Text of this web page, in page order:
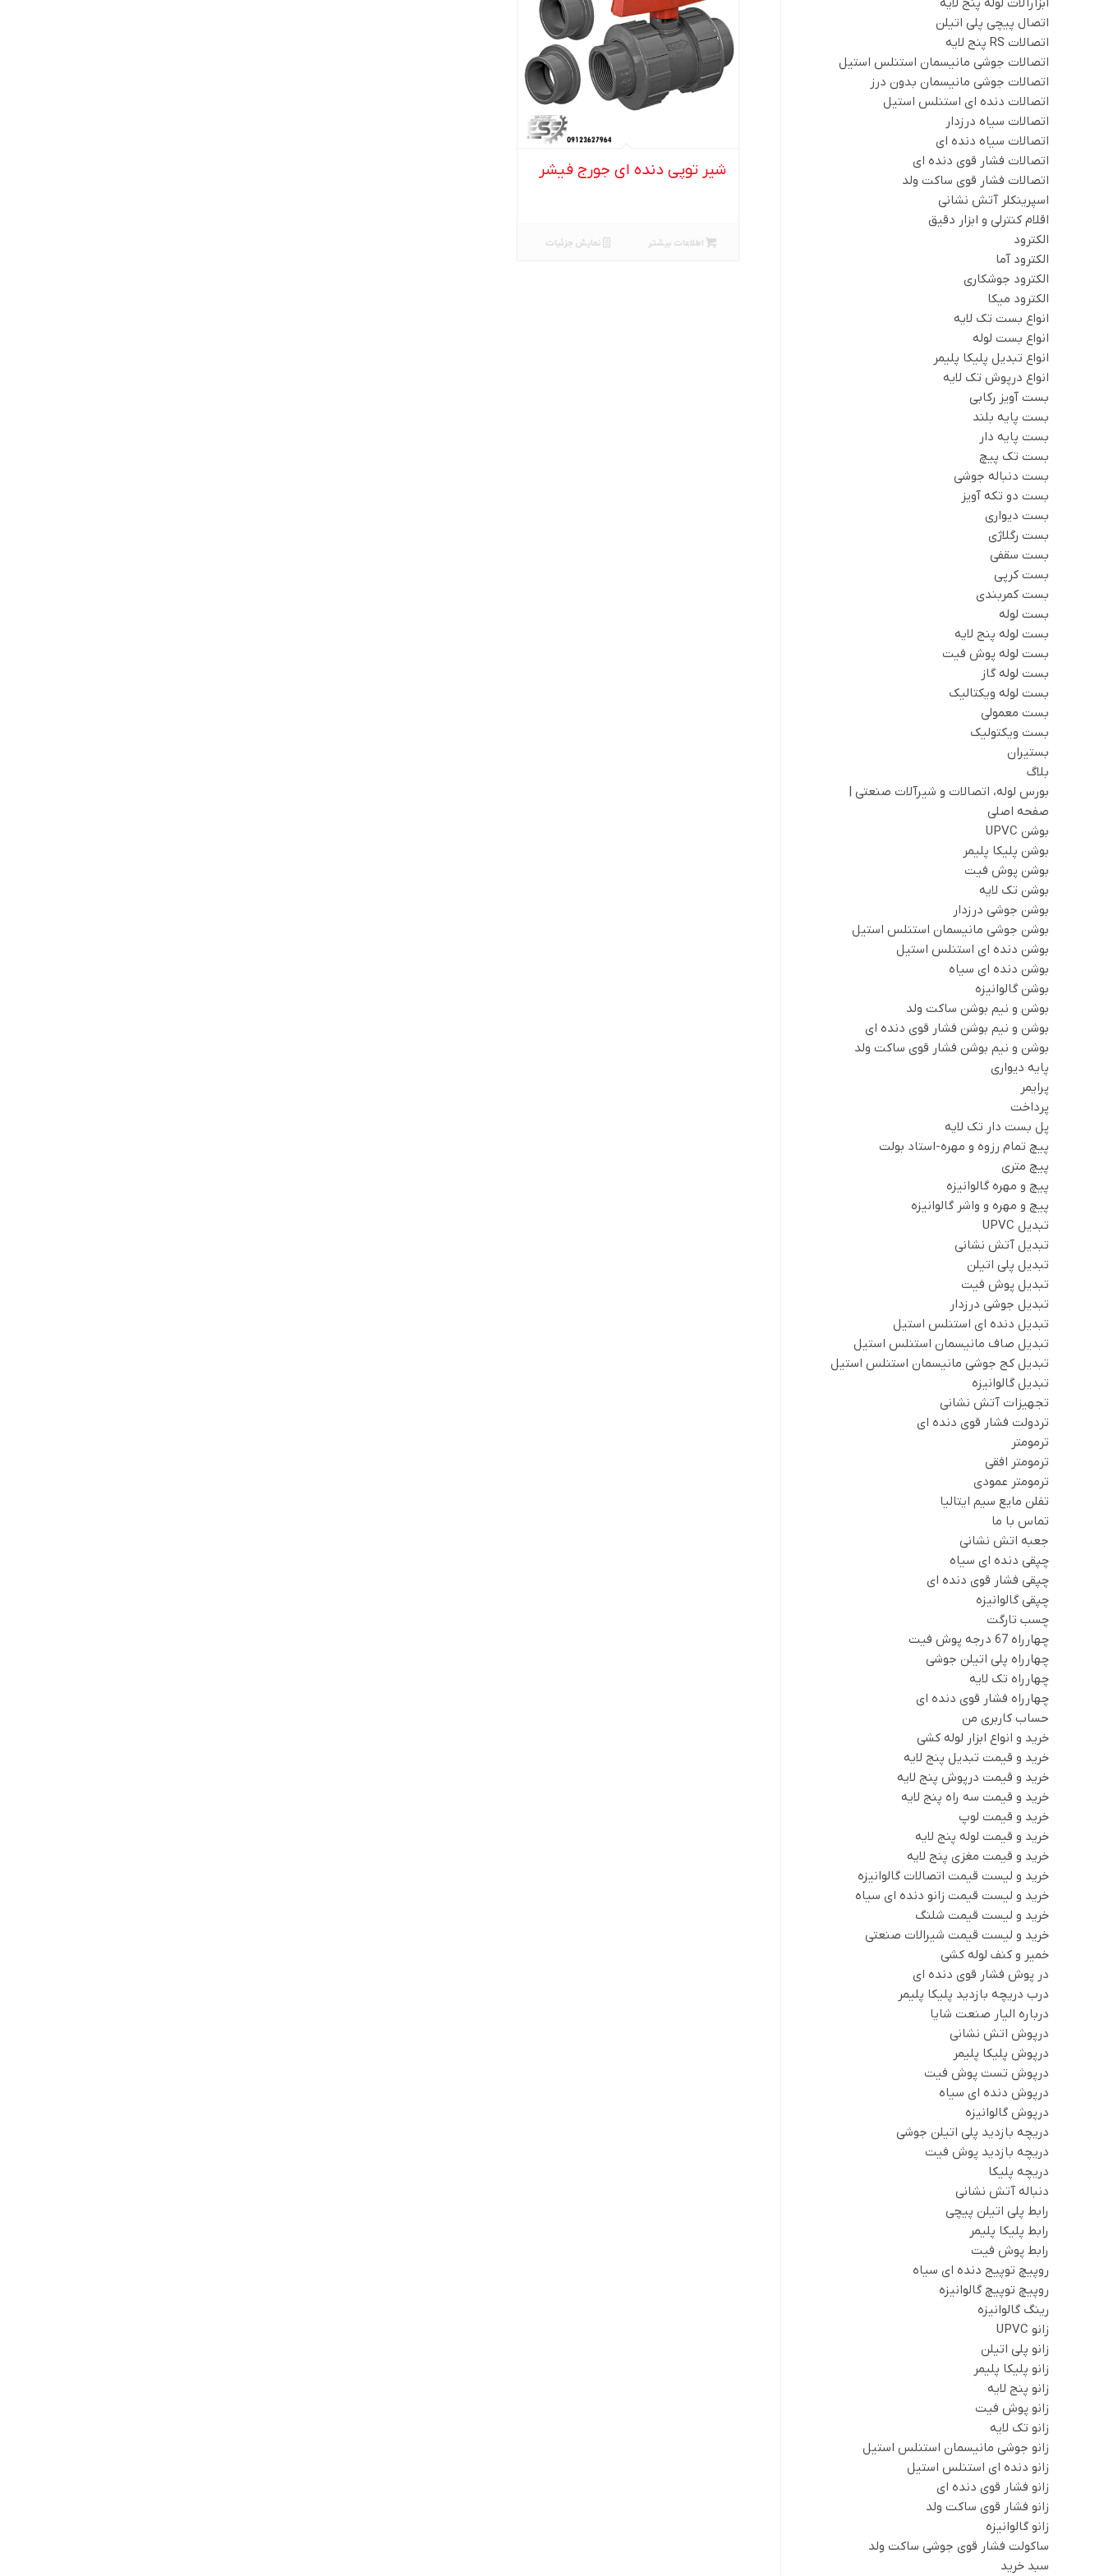
شیر توپی دنده ای جورج فیشر
اطلاعات بیشتر نمایش جزئیات
ابزارآلات لوله پنج لایه
اتصال پیچی پلی اتیلن
اتصالات RS پنج لایه
اتصالات جوشی مانیسمان استنلس استیل
اتصالات جوشی مانیسمان بدون درز
اتصالات دنده ای استنلس استیل
اتصالات سیاه درزدار
اتصالات سیاه دنده ای
اتصالات فشار قوی دنده ای
اتصالات فشار قوی ساکت ولد
اسپرینکلر آتش نشانی
اقلام کنترلی و ابزار دقیق
الکترود
الکترود آما
الکترود جوشکاری
الکترود میکا
انواع بست تک لایه
انواع بست لوله
انواع تبدیل پلیکا پلیمر
انواع درپوش تک لایه
بست آویز رکابی
بست پایه بلند
بست پایه دار
بست تک پیچ
بست دنباله جوشی
بست دو تکه آویز
بست دیواری
بست رگلاژی
بست سقفی
بست کرپی
بست کمربندی
بست لوله
بست لوله پنج لایه
بست لوله پوش فیت
بست لوله گاز
بست لوله ویکتالیک
بست معمولی
بست ویکتولیک
بستیران
بلاگ
بورس لوله، اتصالات و شیرآلات صنعتی |
صفحه اصلی
بوشن UPVC
بوشن پلیکا پلیمر
بوشن پوش فیت
بوشن تک لایه
بوشن جوشی درزدار
بوشن جوشی مانیسمان استنلس استیل
بوشن دنده ای استنلس استیل
بوشن دنده ای سیاه
بوشن گالوانیزه
بوشن و نیم بوشن ساکت ولد
بوشن و نیم بوشن فشار قوی دنده ای
بوشن و نیم بوشن فشار قوی ساکت ولد
پایه دیواری
پرایمر
پرداخت
پل بست دار تک لایه
پیچ تمام رزوه و مهره-استاد بولت
پیچ متری
پیچ و مهره گالوانیزه
پیچ و مهره و واشر گالوانیزه
تبدیل UPVC
تبدیل آتش نشانی
تبدیل پلی اتیلن
تبدیل پوش فیت
تبدیل جوشی درزدار
تبدیل دنده ای استنلس استیل
تبدیل صاف مانیسمان استنلس استیل
تبدیل کج جوشی مانیسمان استنلس استیل
تبدیل گالوانیزه
تجهیزات آتش نشانی
تردولت فشار قوی دنده ای
ترمومتر
ترمومتر افقی
ترمومتر عمودی
تفلن مایع سیم ایتالیا
تماس با ما
جعبه اتش نشانی
چپقی دنده ای سیاه
چپقی فشار قوی دنده ای
چپقی گالوانیزه
چسب تارگت
چهارراه 67 درجه پوش فیت
چهارراه پلی اتیلن جوشی
چهارراه تک لایه
چهارراه فشار قوی دنده ای
حساب کاربری من
خرید و انواع ابزار لوله کشی
خرید و قیمت تبدیل پنج لایه
خرید و قیمت درپوش پنج لایه
خرید و قیمت سه راه پنج لایه
خرید و قیمت لوپ
خرید و قیمت لوله پنج لایه
خرید و قیمت مغزی پنج لایه
خرید و لیست قیمت اتصالات گالوانیزه
خرید و لیست قیمت زانو دنده ای سیاه
خرید و لیست قیمت شلنگ
خرید و لیست قیمت شیرالات صنعتی
خمیر و کنف لوله کشی
در پوش فشار قوی دنده ای
درب دریچه بازدید پلیکا پلیمر
درباره الیار صنعت شایا
درپوش اتش نشانی
درپوش پلیکا پلیمر
درپوش تست پوش فیت
درپوش دنده ای سیاه
درپوش گالوانیزه
دریچه بازدید پلی اتیلن جوشی
دریچه بازدید پوش فیت
دریچه پلیکا
دنباله آتش نشانی
رابط پلی اتیلن پیچی
رابط پلیکا پلیمر
رابط پوش فیت
روپیچ توپیج دنده ای سیاه
روپیچ توپیچ گالوانیزه
رینگ گالوانیزه
زانو UPVC
زانو پلی اتیلن
زانو پلیکا پلیمر
زانو پنج لایه
زانو پوش فیت
زانو تک لایه
زانو جوشی مانیسمان استنلس استیل
زانو دنده ای استنلس استیل
زانو فشار قوی دنده ای
زانو فشار قوی ساکت ولد
زانو گالوانیزه
ساکولت فشار قوی جوشی ساکت ولد
سبد خرید